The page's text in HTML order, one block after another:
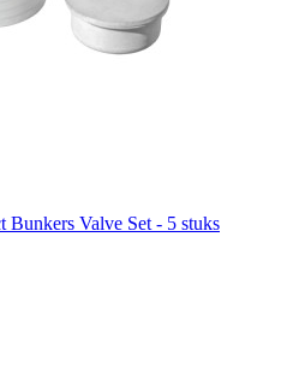
Valve Set - 5 stuks